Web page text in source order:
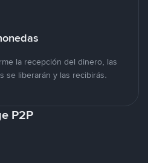
la recepción del dinero, las
se liberarán y las recibirás.
P2P